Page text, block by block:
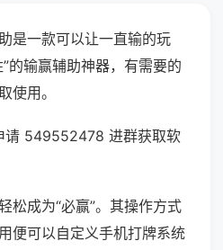
是一款可以让一直输的玩
的输赢辅助神器，有需要的
使用。
请 549552478 进群获取软
松成为“必赢”。其操作方式
便可以自定义手机打牌系统